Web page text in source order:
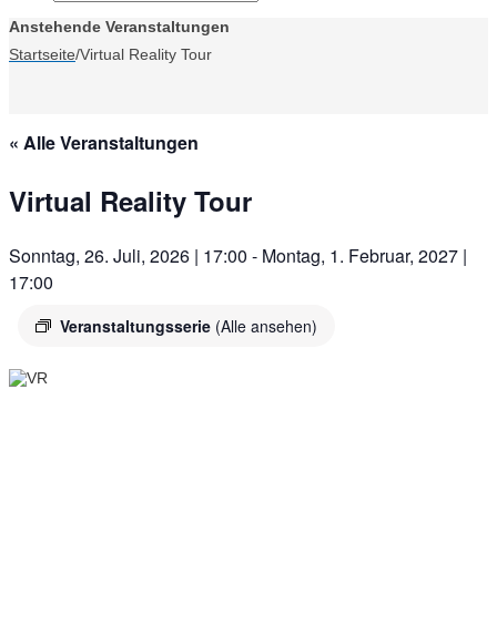
Anstehende Veranstaltungen
Startseite/Virtual Reality Tour
« Alle Veranstaltungen
Virtual Reality Tour
Sonntag, 26. Juli, 2026 | 17:00 - Montag, 1. Februar, 2027 |
17:00
Veranstaltungsserie (Alle ansehen)